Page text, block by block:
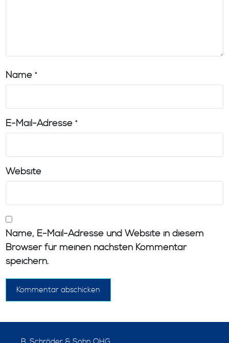
Name*
E-Mail-Adresse*
Website
Name, E-Mail-Adresse und Website in diesem
Browser für meinen nächsten Kommentar
speichern.